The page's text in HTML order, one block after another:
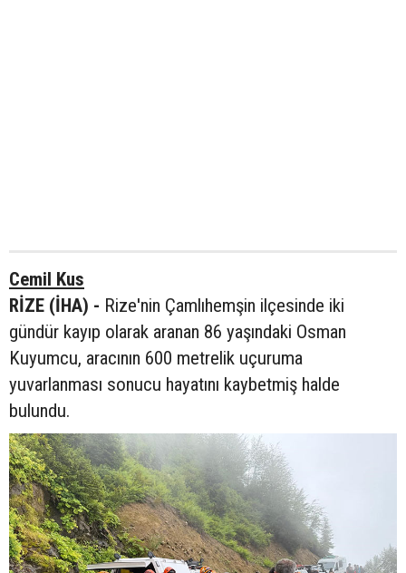
Cemil Kus
RİZE (İHA) - Rize'nin Çamlıhemşin ilçesinde iki
gündür kayıp olarak aranan 86 yaşındaki Osman
Kuyumcu, aracının 600 metrelik uçuruma
yuvarlanması sonucu hayatını kaybetmiş halde
bulundu.